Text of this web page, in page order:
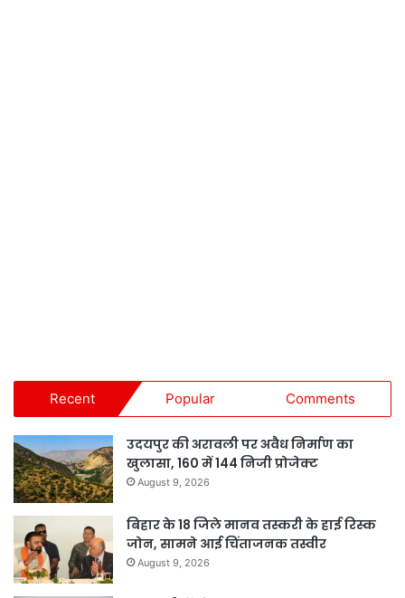
Recent Popular Comments
उदयपुर की अरावली पर अवैध निर्माण का
खुलासा, 160 में 144 निजी प्रोजेक्ट
August 9, 2026
बिहार के 18 जिले मानव तस्करी के हाई रिस्क
जोन, सामने आई चिंताजनक तस्वीर
August 9, 2026